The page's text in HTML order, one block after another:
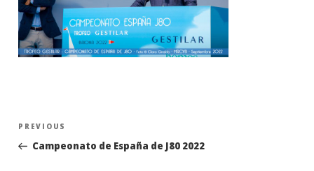
Navegación
entradas
Previous
Post
PREVIOUS
Campeonato de España de J80 2022